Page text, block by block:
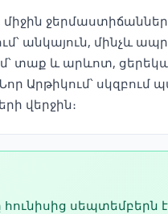
անկայուն, մինչև
տաք և արևոտ,
Արթիկում՝ սկզբում
վերջին։
հունիսից